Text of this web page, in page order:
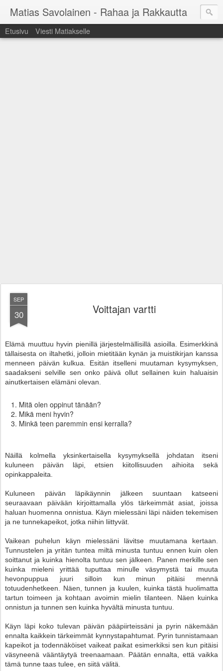
Matias Savolainen - Rahaa ja Rakkautta
Etusivu Viesti Matiakselle
SEP
30 Voittajan vartti
Elämä muuttuu hyvin pienillä järjestelmällisillä asioilla. Esimerkkinä
tällaisesta on iltahetki, jolloin mietitään kynän ja muistikirjan kanssa
menneen päivän kulkua. Esitän itselleni muutaman kysymyksen,
saadakseni selville sen onko päivä ollut sellainen kuin haluaisin
ainutkertaisen elämäni olevan.
Mitä olen oppinut tänään?
Mikä meni hyvin?
Minkä teen paremmin ensi kerralla?
Näillä kolmella yksinkertaisella kysymyksellä johdatan itseni
kuluneen päivän läpi, etsien kiitollisuuden aihioita sekä
opinkappaleita.
Kuluneen päivän läpikäynnin jälkeen suuntaan katseeni
seuraavaan päivään kirjoittamalla ylös tärkeimmät asiat, joissa
haluan huomenna onnistua. Käyn mielessäni läpi näiden tekemisen
ja ne tunnekapeikot, jotka niihin liittyvät.
Vaikean puhelun käyn mielessäni lävitse muutamana kertaan.
Tunnustelen ja yritän tuntea miltä minusta tuntuu ennen kuin olen
soittanut ja kuinka hienolta tuntuu sen jälkeen. Panen merkille sen
kuinka mieleni yrittää tuputtaa minulle väsymystä tai muuta
hevonpuppua juuri silloin kun minun pitäisi mennä
totuudenhetkeen. Näen, tunnen ja kuulen, kuinka tästä huolimatta
tartun toimeen ja kohtaan avoimin mielin tilanteen. Näen kuinka
onnistun ja tunnen sen kuinka hyvältä minusta tuntuu.
Käyn läpi koko tulevan päivän pääpiirteissäni ja pyrin näkemään
ennalta kaikkein tärkeimmät kynnystapahtumat. Pyrin tunnistamaan
kapeikot ja todennäköiset vaikeat paikat esimerkiksi sen kun pitäisi
väsyneenä vääntäytyä treenaamaan. Päätän ennalta, että vaikka
tämä tunne taas tulee, en siitä välitä.